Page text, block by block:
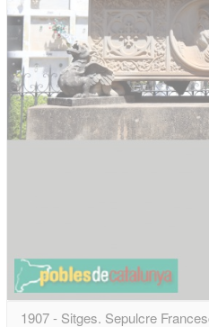
1907 - Sitges. Sepulcre